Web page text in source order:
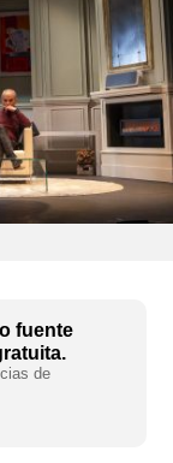
fuente
de